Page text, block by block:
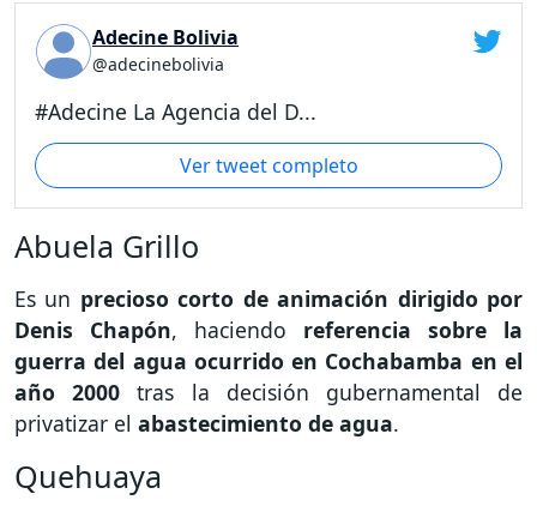
Adecine Bolivia
@adecinebolivia
#Adecine La Agencia del D...
Ver tweet completo
Abuela Grillo
Es un precioso corto de animación dirigido por
Denis Chapón, haciendo referencia sobre la
guerra del agua ocurrido en Cochabamba en el
año 2000tras la decisión gubernamental de
privatizar el abastecimiento de agua.
Quehuaya